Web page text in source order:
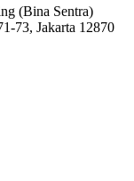
(Bina Sentra)
73, Jakarta 12870